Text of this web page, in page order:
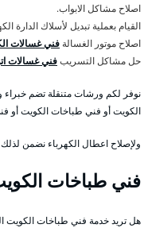
اصلاح مشاكل الابواب.
القيام بعملية تبديل لأسلاك الدارة
اصلاح موتور الغسالة فني غسالات
حل مشاكل التسريبفني غسالات
نوفر لكم ورشات متنقلة تضم
الكويت أو فني طباخات الكويت أو
ولإصلاح اعطال الكهرباء نضمن لذلك
فني طباخات
هل تريد خدمة فني طباخات الكويت